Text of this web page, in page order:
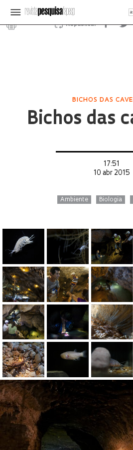
Republicar
BICHOS DAS
Bichos das
17:51
10 abr 2015
Ambiente Biologia